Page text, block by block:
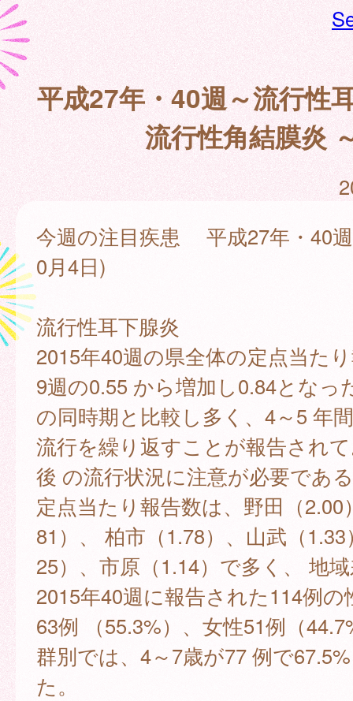
平成27年・40週～流行性
流行性角結膜炎
今週の注目疾患 平成27年・40
0月4日)
流行性耳下腺炎
2015年40週の県全体の定点当た
9週の0.55 から増加し0.84となっ
の同時期と比較し多く、4～5 年
流行を繰り返すことが報告され
後 の流行状況に注意が必要であ
定点当たり報告数は、野田（2.00
81）、 柏市（1.78）、山武（
25）、市原（1.14）で多く、 地
2015年40週に報告された114例の
63例 （55.3%）、女性51例（
群別では、4～7歳が77 例で
た。